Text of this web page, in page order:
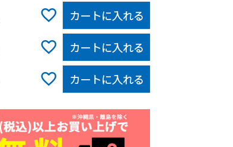
カートに入れる
カートに入れる
カートに入れる